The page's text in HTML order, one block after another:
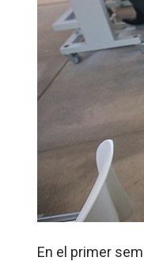
En el primer